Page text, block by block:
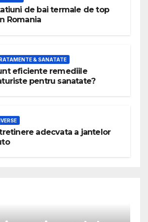
de bai termale de top
Romania
& SANATATE
eficiente remediile
pentru sanatate?
adecvata a jantelor